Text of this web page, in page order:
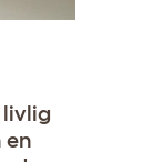
livlig
en